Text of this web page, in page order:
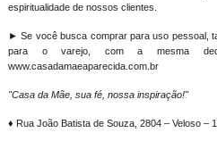
espiritualidade de nossos clientes.
► Se você busca comprar para uso pessoal,
para o varejo, com a mesma
www.casadamaeaparecida.com.br
"Casa da Mãe, sua fé, nossa inspiração!"
♦ Rua João Batista de Souza, 2804 – Veloso –